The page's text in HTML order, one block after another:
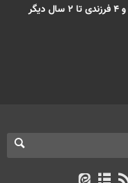
معافیت های ۳ و ۴ فرزندی تا ۲ سال دیگر